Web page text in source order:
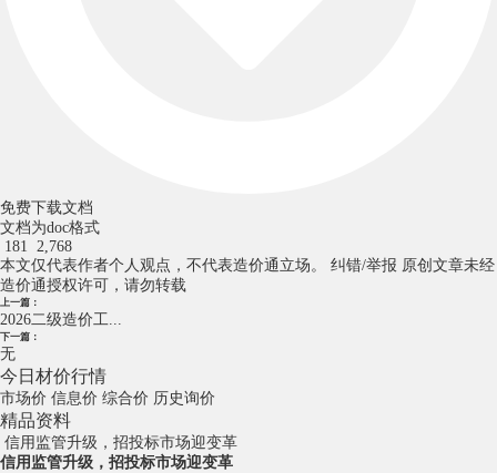
免费下载文档
文档为doc格式
181 2,768
本文仅代表作者个人观点，不代表造价通立场。 纠错/举报 原创文章未经
造价通授权许可，请勿转载
上一篇：
2026二级造价工...
下一篇：
无
今日材价行情
市场价 信息价 综合价 历史询价
精品资料
信用监管升级，招投标市场迎变革
信用监管升级，招投标市场迎变革